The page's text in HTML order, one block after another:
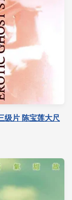
级片 陈宝莲大尺